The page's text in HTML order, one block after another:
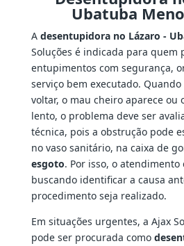
Ubatuba
A desentupidora no Lázaro -
Soluções é indicada para quem
entupimentos com segurança,
serviço bem executado. Quando
voltar, o mau cheiro aparece ou
lento, o problema deve ser
técnica, pois a obstrução pode
no vaso sanitário, na caixa de
esgoto. Por isso, o
buscando identificar a causa
procedimento seja realizado.
Em situações urgentes, a Ajax
pode ser procurada como